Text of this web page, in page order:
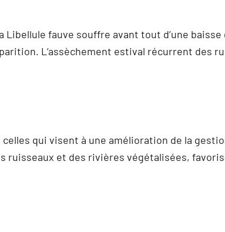
Libellule fauve souffre avant tout d’une baisse
L’assèchement estival récurrent des
qui visent à une amélioration de la
ruisseaux et des rivières végétalisées,